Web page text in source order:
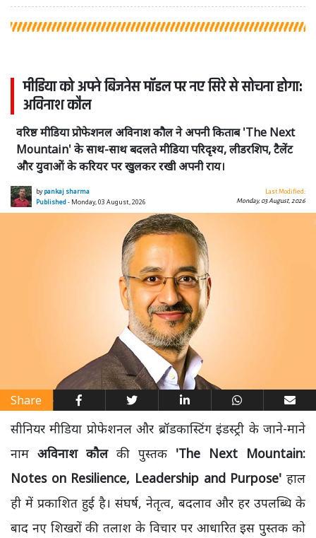
मीडिया को अपने बिजनेस मॉडल पर नए सिरे से सोचना होगा:
अविनाश कौल
वरिष्ठ मीडिया प्रोफेशनल अविनाश कौल ने अपनी किताब 'The Next
Mountain' के साथ-साथ बदलते मीडिया परिदृश्य, लीडरशिप, टैलेंट
और युवाओं के करियर पर खुलकर रखी अपनी राय।
bypankaj sharma
Published- Monday, 03 August, 2026
Last Modified:
Monday, 03 August, 2026
Share
सीनियर मीडिया प्रोफेशनल और ब्रॉडकास्टिंग इंडस्ट्री के जाने-माने
नाम अविनाश कौलकी पुस्तक 'The Next Mountain:
Notes on Resilience, Leadership and Purpose' हाल
ही में प्रकाशित हुई है। संघर्ष, नेतृत्व, बदलाव और हर उपलब्धि के
बाद नए शिखरों की तलाश के विचार पर आधारित इस पुस्तक को